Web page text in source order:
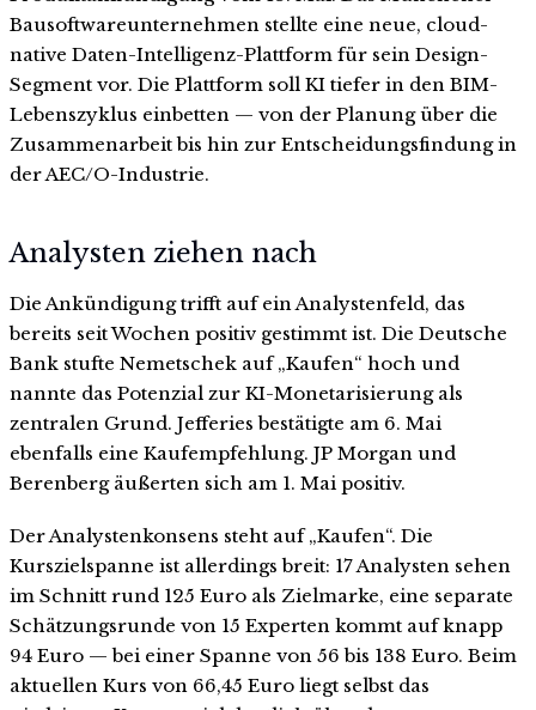
Bausoftwareunternehmen stellte eine neue, cloud-
native Daten-Intelligenz-Plattform für sein Design-
Segment vor. Die Plattform soll KI tiefer in den BIM-
Lebenszyklus einbetten — von der Planung über die
Zusammenarbeit bis hin zur Entscheidungsfindung in
der AEC/O-Industrie.
Analysten ziehen nach
Die Ankündigung trifft auf ein Analystenfeld, das
bereits seit Wochen positiv gestimmt ist. Die Deutsche
Bank stufte Nemetschek auf „Kaufen“ hoch und
nannte das Potenzial zur KI-Monetarisierung als
zentralen Grund. Jefferies bestätigte am 6. Mai
ebenfalls eine Kaufempfehlung. JP Morgan und
Berenberg äußerten sich am 1. Mai positiv.
Der Analystenkonsens steht auf „Kaufen“. Die
Kurszielspanne ist allerdings breit: 17 Analysten sehen
im Schnitt rund 125 Euro als Zielmarke, eine separate
Schätzungsrunde von 15 Experten kommt auf knapp
94 Euro — bei einer Spanne von 56 bis 138 Euro. Beim
aktuellen Kurs von 66,45 Euro liegt selbst das